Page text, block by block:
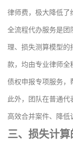
律师费，极大降低了
全流程代办服务是
理、损失测算模型的
款，均由专业律师
债权申报专项服务，
此外，团队在普通
高效合并案件、降低
三、损失计